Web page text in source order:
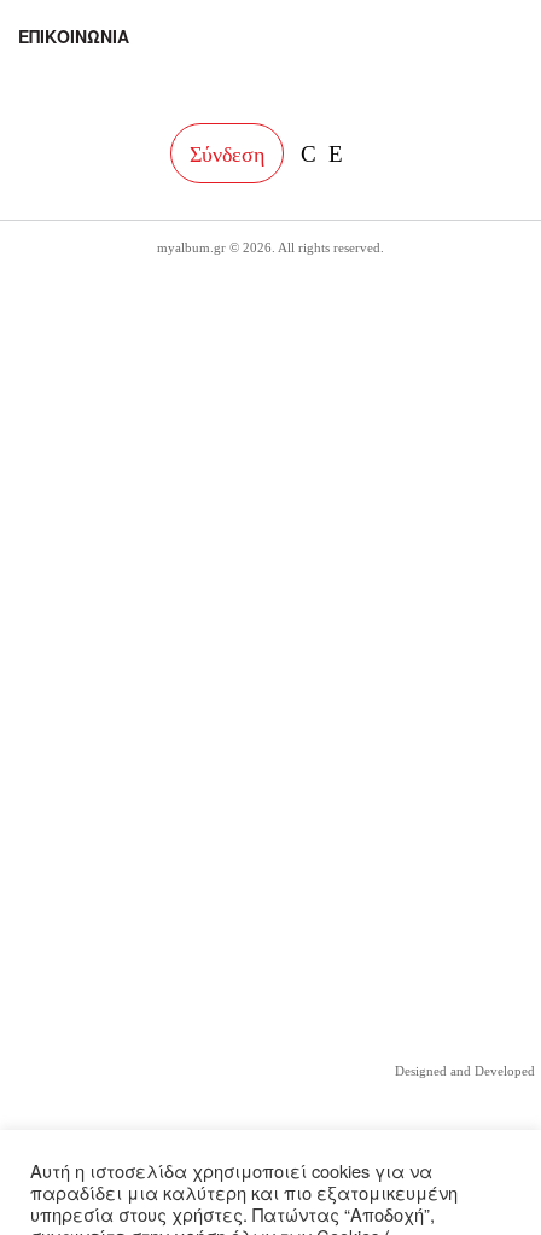
ΕΠΙΚΟΙΝΩΝΙΑ
Σύνδεση facebook
myalbum.gr © 2026. All rights reserved.
Designed and Developed
Αυτή η ιστοσελίδα χρησιμοποιεί cookies για να
παραδίδει μια καλύτερη και πιο εξατομικευμένη
υπηρεσία στους χρήστες. Πατώντας “Αποδοχή”,